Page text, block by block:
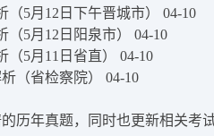
5月12日下午晋城市）
04-10
5月12日阳泉市）
04-10
5月11日省直）
04-10
（省检察院）
04-10
历年真题，同时也更新相关考